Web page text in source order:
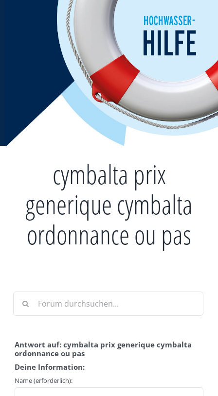
cymbalta prix
generique cymbalta
ordonnance ou pas
Antwort auf: cymbalta prix generique cymbalta
ordonnance ou pas
Deine Information:
Name (erforderlich):